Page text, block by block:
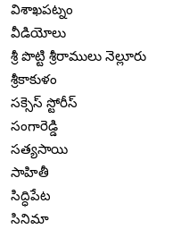
విశాఖపట్నం
వీడియోలు
శ్రీ పొట్టి శ్రీరాములు నెల్లూరు
శ్రీకాకుళం
సక్సెస్ స్టోరీస్
సంగారెడ్డి
సత్యసాయి
సాహితీ
సిద్ధిపేట
సినిమా